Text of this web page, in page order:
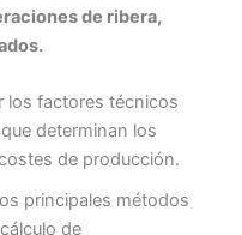
de ribera,
los factores técnicos
determinan los
de producción.
principales métodos
de